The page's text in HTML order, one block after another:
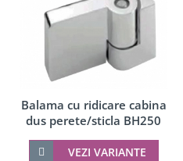
Balama cu ridicare cabina
dus perete/sticla BH250
VEZI VARIANTE